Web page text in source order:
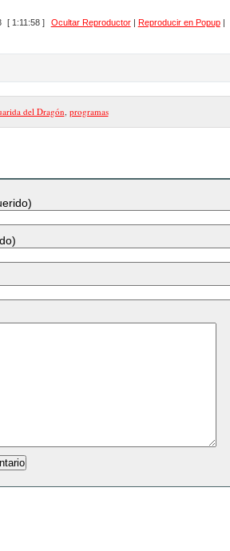
[ 1:11:58 ] Ocultar Reproductor| Reproducir en Popup|
del Dragón programas